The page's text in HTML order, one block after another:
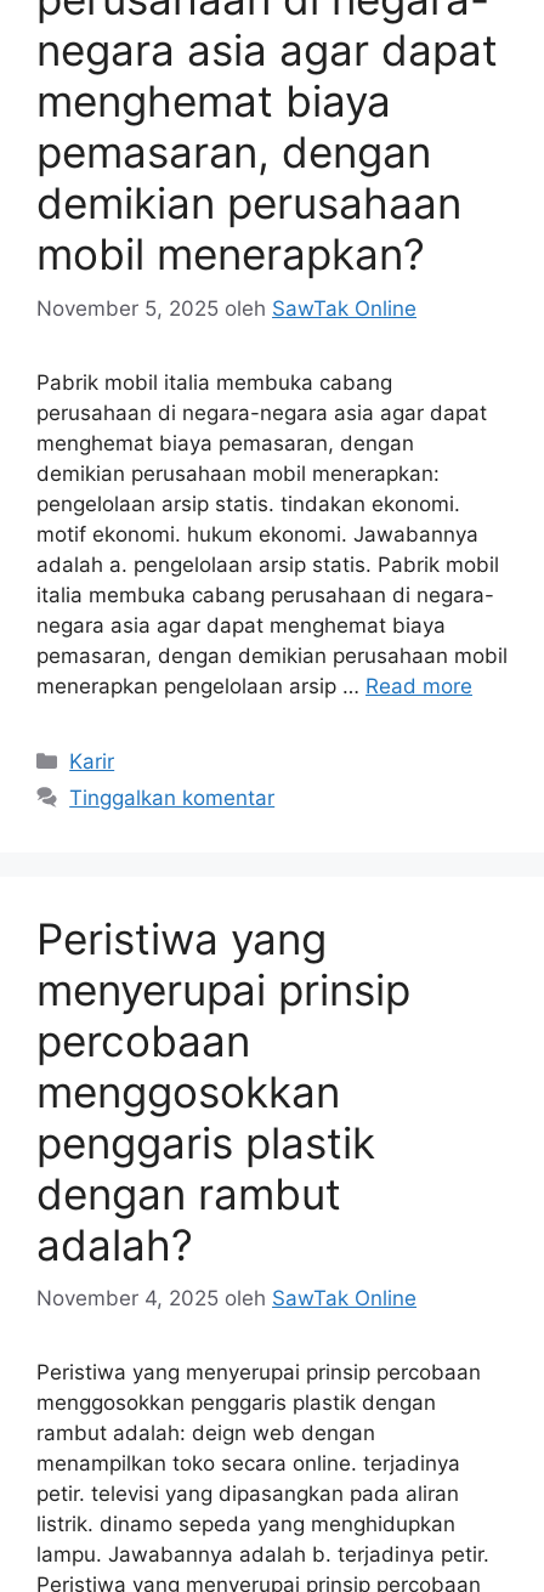
negara asia agar dapat
menghemat biaya
pemasaran, dengan
demikian perusahaan
mobil menerapkan?
November 5, 2025 oleh SawTak Online
Pabrik mobil italia membuka cabang
perusahaan di negara-negara asia agar dapat
menghemat biaya pemasaran, dengan
demikian perusahaan mobil menerapkan:
pengelolaan arsip statis. tindakan ekonomi.
motif ekonomi. hukum ekonomi. Jawabannya
adalah a. pengelolaan arsip statis. Pabrik mobil
italia membuka cabang perusahaan di negara-
negara asia agar dapat menghemat biaya
pemasaran, dengan demikian perusahaan mobil
menerapkan pengelolaan arsip … Read more
Kategori
Karir
Tinggalkan komentar
Peristiwa yang
menyerupai prinsip
percobaan
menggosokkan
penggaris plastik
dengan rambut
adalah?
November 4, 2025 oleh SawTak Online
Peristiwa yang menyerupai prinsip percobaan
menggosokkan penggaris plastik dengan
rambut adalah: deign web dengan
menampilkan toko secara online. terjadinya
petir. televisi yang dipasangkan pada aliran
listrik. dinamo sepeda yang menghidupkan
lampu. Jawabannya adalah b. terjadinya petir.
Peristiwa yang menyerupai prinsip percobaan